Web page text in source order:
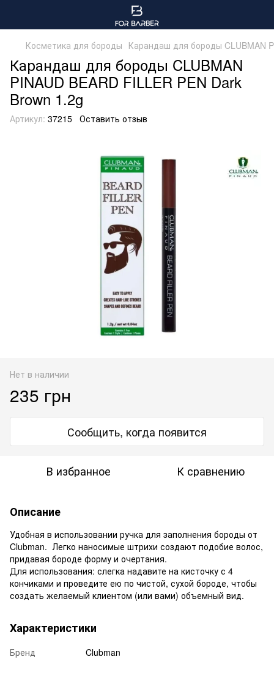
Косметика для бороды Карандаш для бороды CLUBMAN
Карандаш для бороды CLUBMAN
PINAUD BEARD FILLER PEN Dark
Brown 1.2g
Артикул: 37215 Оставить отзыв
Нет в наличии
235 грн
Сообщить, когда появится
В избранное К сравнению
Описание
Удобная в использовании ручка для заполнения бороды от
Clubman. Легко наносимые штрихи создают подобие волос,
придавая бороде форму и очертания.
Для использования: слегка надавите на кисточку с 4
кончиками и проведите ею по чистой, сухой бороде, чтобы
создать желаемый клиентом (или вами) объемный вид.
Характеристики
Бренд Clubman